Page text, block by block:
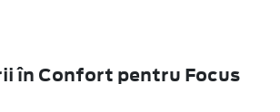
în Confort pentru Focus